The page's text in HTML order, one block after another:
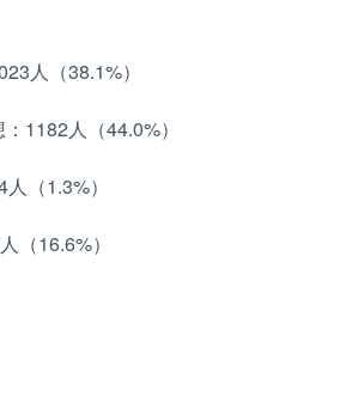
人（38.1%）
1182人（44.0%）
（1.3%）
（16.6%）